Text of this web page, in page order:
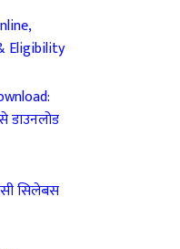
Eligibility
डाउनलोड
सिलेबस